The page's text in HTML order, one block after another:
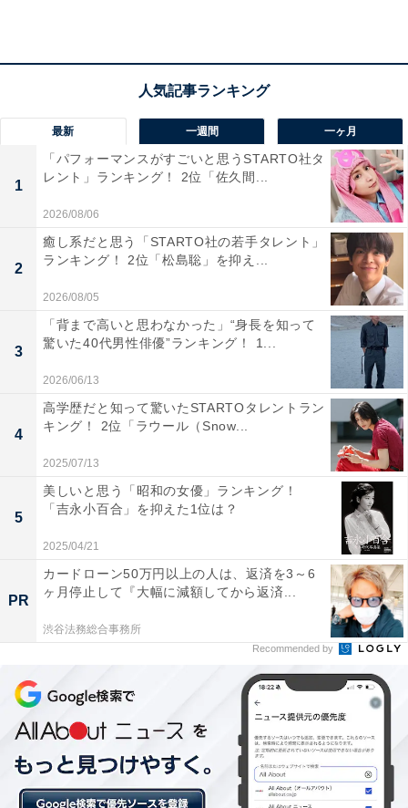
（40代男性／東京都）などのコメントがありました。
1位：恐山霊場／恐山菩提寺／50票
1位は「恐山霊場／恐山菩提寺」でした。日本三大霊場
の一つに数えられる恐山は、死者の魂が集まる場所とさ
れ、独特の地形と硫黄の香りに包まれた神秘的な空間が
広がります。恐山菩提寺や周辺の地獄谷・極楽浜など、
スピリチュアルな雰囲気を味わえる場所として支持を集
めました。
回答者のコメントを見ると「怖いものは苦手ですが、恐
山は行ってみたい気がします。実際行くとなったら怖気
付くかもしれませんが興味はあります」（40代女性／岩
手県）、「古くから霊峰と崇められているから」（40代
男性／神奈川県）、「オカルトが好きで雰囲気を味わい
たいから」（30代女性／宮城県）といった声がありまし
た。
最新 一週間 一ヶ月
1
「パフォーマンスがすごいと思うSTARTO社タ
レント」ランキング！ 2位「佐久間...
2026/08/06
2
癒し系だと思う「STARTO社の若手タレント」
ランキング！ 2位「松島聡」を抑え...
2026/08/05
3
「背まで高いと思わなかった」“身長を知って
驚いた40代男性俳優”ランキング！ 1...
2026/06/13
4
高学歴だと知って驚いたSTARTOタレントラン
キング！ 2位「ラウール（Snow...
2025/07/13
5
美しいと思う「昭和の女優」ランキング！
「吉永小百合」を抑えた1位は？
2025/04/21
PR
カードローン50万円以上の人は、返済を3～6
ヶ月停止して『大幅に減額してから返済...
渋谷法務総合事務所
Recommended by